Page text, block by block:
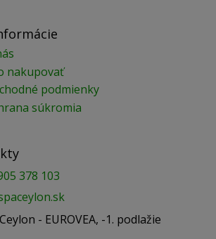
nakupovať
podmienky
súkromia
378 103
- EUROVEA, -1. podlažie